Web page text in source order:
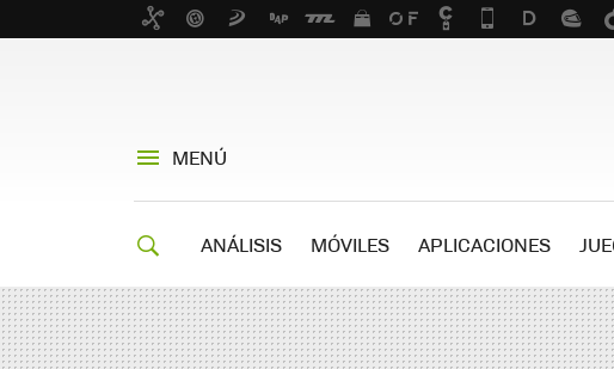
MENÚ
ANÁLISIS MÓVILES APLICACIONES